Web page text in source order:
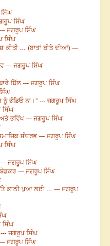
ਸਿੰਘ
ਜਗਰੂਪ ਸਿੰਘ
ਸਿੰਘ
... (ਬਾਤਾਂ ਬੀਤੇ ਦੀਆਂ) ---
--- ਜਗਰੂਪ ਸਿੰਘ
ਬਿੱਲ --- ਜਗਰੂਪ ਸਿੰਘ
ਭੰਡਿਓ ਨਾ।” --- ਜਗਰੂਪ ਸਿੰਘ
ਸਿੰਘ
ਭਵਿੱਖ --- ਜਗਰੂਪ ਸਿੰਘ
ਸੰਦਰਭ --- ਜਗਰੂਪ ਸਿੰਘ
ਸਿੰਘ
--- ਜਗਰੂਪ ਸਿੰਘ
--- ਜਗਰੂਪ ਸਿੰਘ
ਕਾਠੀ ਪੁਆ ਲਈ ... --- ਜਗਰੂਪ
ਸਿੰਘ
--- ਜਗਰੂਪ ਸਿੰਘ
ਜਗਰੂਪ ਸਿੰਘ